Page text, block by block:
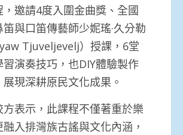
，邀請4度入圍金曲獎、全國
與口笛傳藝師少妮瑤·久分勒
Tjuveljevelj）授課，6堂
演奏技巧，也DIY體驗製作
展現深耕原民文化成果。
方表示，此課程不僅著重於樂
入排灣族古謠與文化內涵，